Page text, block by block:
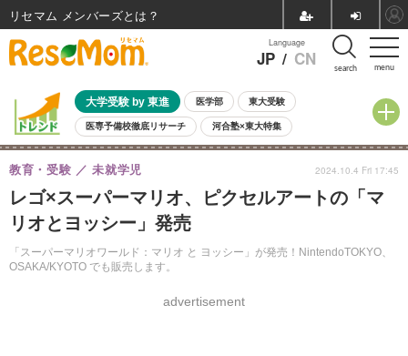
menu
Language
JP / CN search
大学受験 by 東進 医学部 東大受験
医専予備校徹底リサーチ 河合塾×東大特集
親子で考える大学選び 高校受験 中学受験 小学校受験
共通テスト 夏休み
8月開催イベント・WS 全国公立高校 過去問 人気記事
自由研究教材（小学生向け） 自由研究教材（中学生向け）
レゴ×スーパーマリオ、ピクセルアートの「マ
リオとヨッシー」発売
「スーパーマリオワールド：マリオ と ヨッシー」が発売！NintendoTOKYO、
OSAKA/KYOTO でも販売します。
教育・受験 未就学児
advertisement
2024.10.4 Fri 17:45
リセマム メンバーズ